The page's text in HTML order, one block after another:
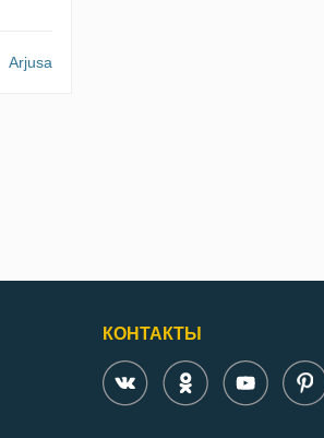
Arjusa
КОНТАКТЫ